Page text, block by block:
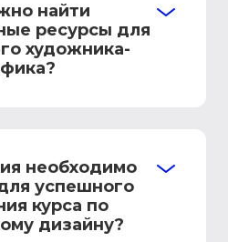
найти
ресурсы для
художника-
необходимо
успешного
курса по
дизайну?